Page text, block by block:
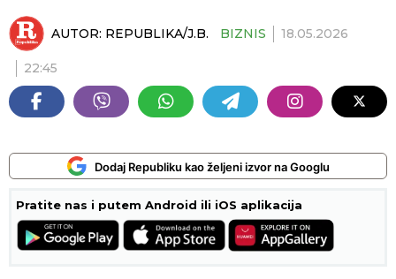
AUTOR: REPUBLIKA/J.B. BIZNIS 18.05.2026
22:45
Dodaj Republiku kao željeni izvor na Googlu
Pratite nas i putem Android ili iOS aplikacija